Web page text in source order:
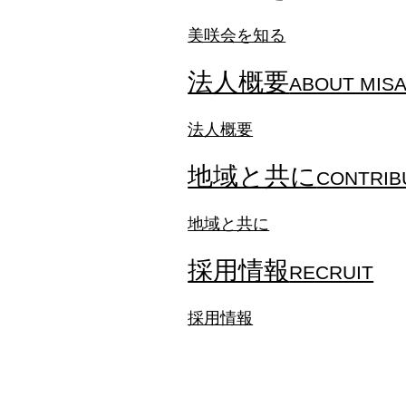
美咲会を知る
法人概要ABOUT
法人概要
地域と共に
地域と共に
採用情報RECRUIT
採用情報